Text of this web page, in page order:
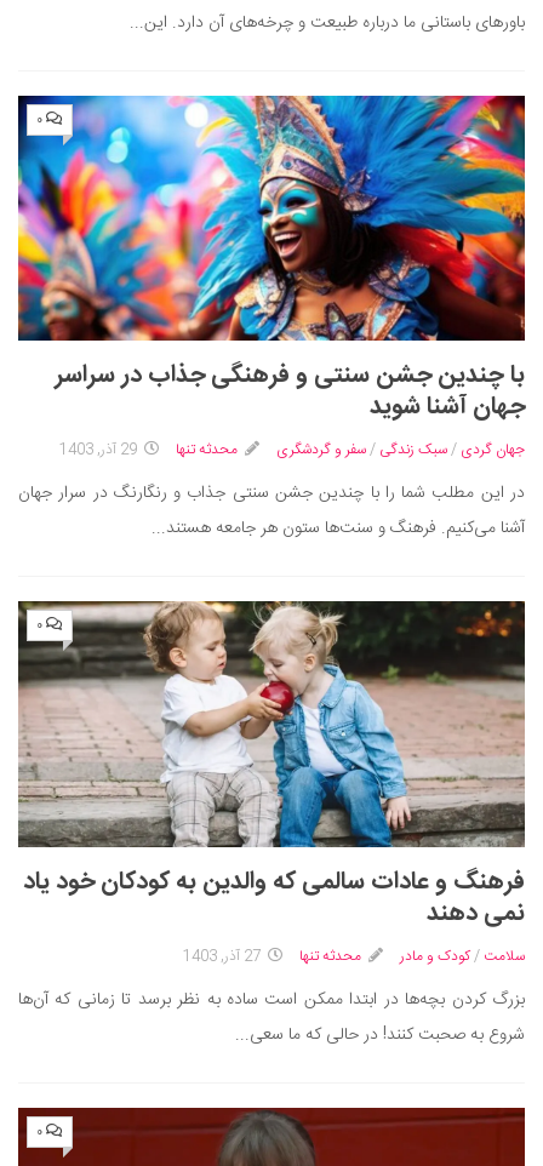
باورهای باستانی ما درباره طبیعت و چرخه‌های آن دارد. این...
۰
با چندین جشن سنتی و فرهنگی جذاب در سراسر
جهان آشنا شوید
جهان گردی /سبک زندگی /سفر و گردشگری محدثه تنها 29 آذر, 1403
در این مطلب شما را با چندین جشن سنتی جذاب و رنگارنگ در سرار جهان
آشنا می‌کنیم. فرهنگ و سنت‌ها ستون هر جامعه‌ هستند...
۰
فرهنگ و عادات سالمی که والدین به کودکان خود یاد
نمی دهند
سلامت /کودک و مادر محدثه تنها 27 آذر, 1403
بزرگ کردن بچه‌ها در ابتدا ممکن است ساده به نظر برسد تا زمانی که آن‌ها
شروع به صحبت کنند! در حالی که ما سعی...
۰